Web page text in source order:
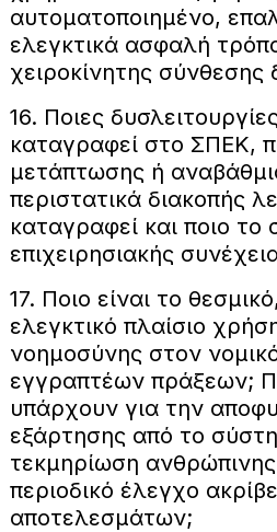
αυτοματοποιημένο,
ελεγκτικά ασφαλή
χειροκίνητης
16. Ποιες
καταγραφεί στο ΣΠΕΚ,
μετάπτωσης ή
περιστατικά διακοπής
καταγραφεί και ποιο το
επιχειρησιακής
17. Ποιο είναι το
ελεγκτικό πλαίσιο
νοημοσύνης στον
εγγραπτέων πράξεων;
υπάρχουν για την
εξάρτησης από το
τεκμηρίωση ανθρώπινης
περιοδικό έλεγχο
αποτελεσμάτων;